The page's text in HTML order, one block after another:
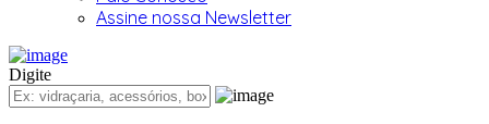
Assine nossa Newsletter
Digite